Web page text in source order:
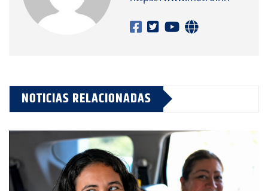
NOTICIAS RELACIONADAS